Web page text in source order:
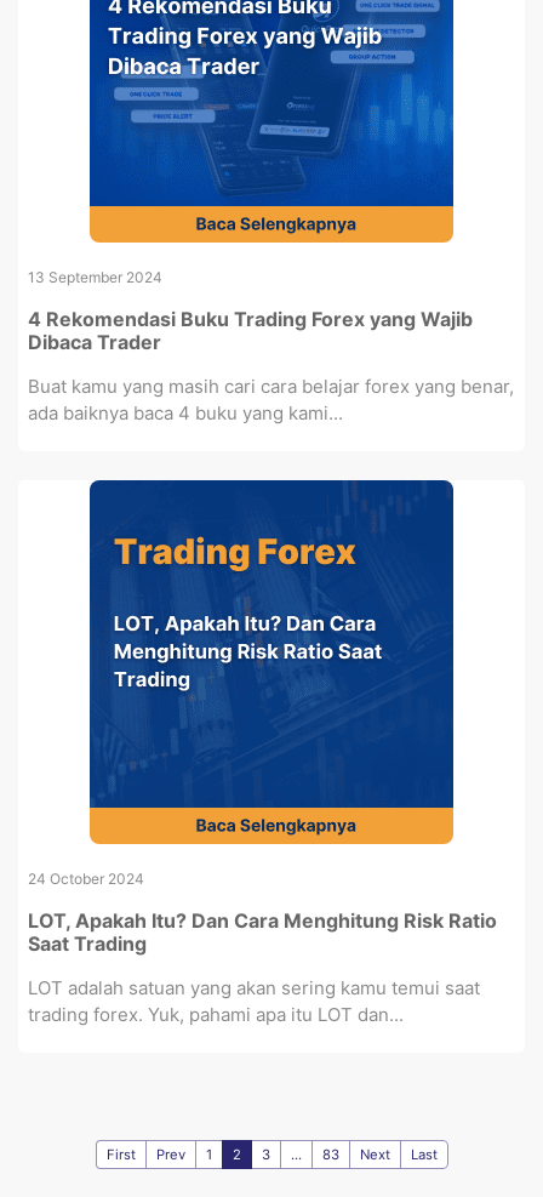
13 September 2024
4 Rekomendasi Buku Trading Forex yang Wajib
Dibaca Trader
Buat kamu yang masih cari cara belajar forex yang benar,
ada baiknya baca 4 buku yang kami...
24 October 2024
LOT, Apakah Itu? Dan Cara Menghitung Risk Ratio
Saat Trading
LOT adalah satuan yang akan sering kamu temui saat
trading forex. Yuk, pahami apa itu LOT dan...
First Prev 1 2 3 ... 83 Next Last